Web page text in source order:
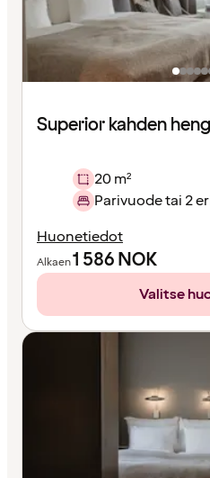
Superior kahden
20 m²
Parivuode tai 2
Huonetiedot
Alkaen1 586NOK
Valitse